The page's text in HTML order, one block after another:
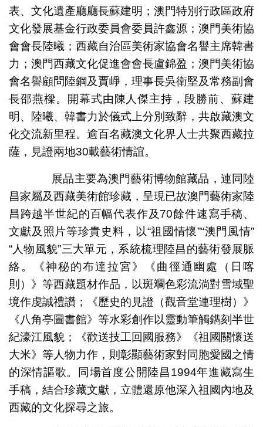
表、文化遺產廳廳長蘇建明；澳門特別行政區政府
文化發展基金行政委員會委員許鑫源；澳門美術協
會會長陸曦；西藏自治區美術家協會名譽主席韓書
力；澳門西藏文化促進會會長盧錦盈；澳門美術協
會名譽顧問陸鋼及賈崢，理事長吳衛堅及常務副會
長邵燕樑。開幕式由陳人傑主持，段勝前、蘇建
明、陸曦、韓書力於儀式上分別致辭，共啟藏澳文
化交流新里程。逾百名藏澳文化界人士共聚西藏拉
薩，見證兩地30載藝術情誼。
展品主要為澳門藝術博物館藏品，連同陸
昌家屬及西藏美術館珍藏，呈現已故澳門藝術家陸
昌跨越半世紀的百幅代表作及70餘件速寫手稿、
文獻及照片等珍貴史料，以“祖國情懷”“澳門風情”
“人物風貌”三大單元，系統梳理陸昌的藝術發展脈
絡。《神秘的布達拉宮》《曲徑通幽處（日喀
則）》等西藏題材作品，以斑斕色彩流淌對雪域聖
境作虔誠禮讚；《歷史的見證（觀音堂連理樹）》
《八角亭圖書館》等水彩創作以靈動筆觸鐫刻半世
紀濠江風貌；《歡送技工回國服務》《祖國關懷送
大米》等人物力作，則彰顯藝術家對同胞愛國之情
的深情謳歌。同場首度公開陸昌1994年進藏寫生
手稿，結合珍藏文獻，立體還原他深入祖國內地及
西藏的文化探尋之旅。